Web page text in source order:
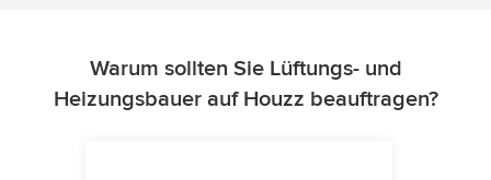
Warum sollten Sie Lüftungs- und
Heizungsbauer auf Houzz beauftragen?